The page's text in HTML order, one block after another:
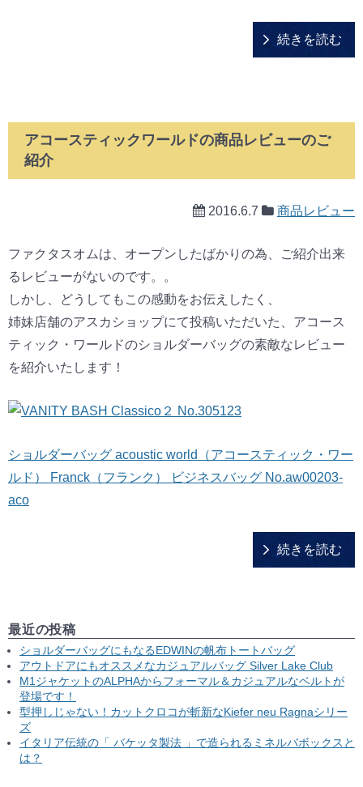
続きを読む
アコースティックワールドの商品レビューのご
紹介
2016.6.7 商品レビュー
ファクタスオムは、オープンしたばかりの為、ご紹介出来
るレビューがないのです。。
しかし、どうしてもこの感動をお伝えしたく、
姉妹店舗のアスカショップにて投稿いただいた、アコース
ティック・ワールドのショルダーバッグの素敵なレビュー
を紹介いたします！
ショルダーバッグ acoustic world（アコースティック・ワー
ルド） Franck（フランク） ビジネスバッグ No.aw00203-
aco
続きを読む
最近の投稿
ショルダーバッグにもなるEDWINの帆布トートバッグ
アウトドアにもオススメなカジュアルバッグ Silver Lake Club
M1ジャケットのALPHAからフォーマル＆カジュアルなベルトが
登場です！
型押しじゃない！カットクロコが斬新なKiefer neu Ragnaシリー
ズ
イタリア伝統の「 バケッタ製法 」で造られるミネルバボックスと
は？